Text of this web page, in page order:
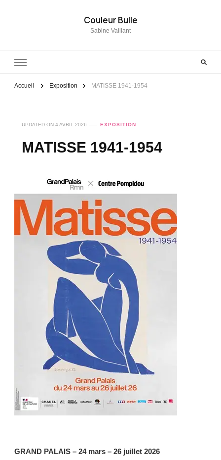
Couleur Bulle
Sabine Vaillant
Accueil Exposition MATISSE 1941-1954
UPDATED ON 4 AVRIL 2026 EXPOSITION
MATISSE 1941-1954
GRAND PALAIS – 24 mars – 26 juillet 2026